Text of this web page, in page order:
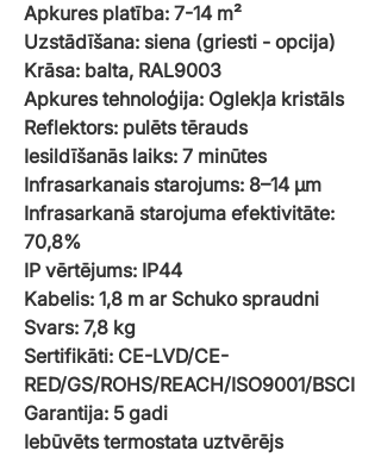
Apkures platība: 7-14 m²
Uzstādīšana: siena (griesti - opcija)
Krāsa: balta, RAL9003
Apkures tehnoloģija: Oglekļa kristāls
Reflektors: pulēts tērauds
Iesildīšanās laiks: 7 minūtes
Infrasarkanais starojums: 8–14 µm
Infrasarkanā starojuma efektivitāte:
70,8%
IP vērtējums: IP44
Kabelis: 1,8 m ar Schuko spraudni
Svars: 7,8 kg
Sertifikāti: CE-LVD/CE-
RED/GS/ROHS/REACH/ISO9001/BSCI
Garantija: 5 gadi
Iebūvēts termostata uztvērējs